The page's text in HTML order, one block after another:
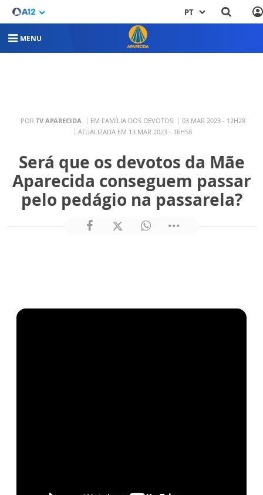
PT
MENU
POR TV APARECIDA EM FAMÍLIA DOS DEVOTOS
03 MAR 2023 - 12H28
ATUALIZADA EM 13 MAR 2023 - 16H58
Será que os devotos da Mãe
Aparecida conseguem passar
pelo pedágio na passarela?